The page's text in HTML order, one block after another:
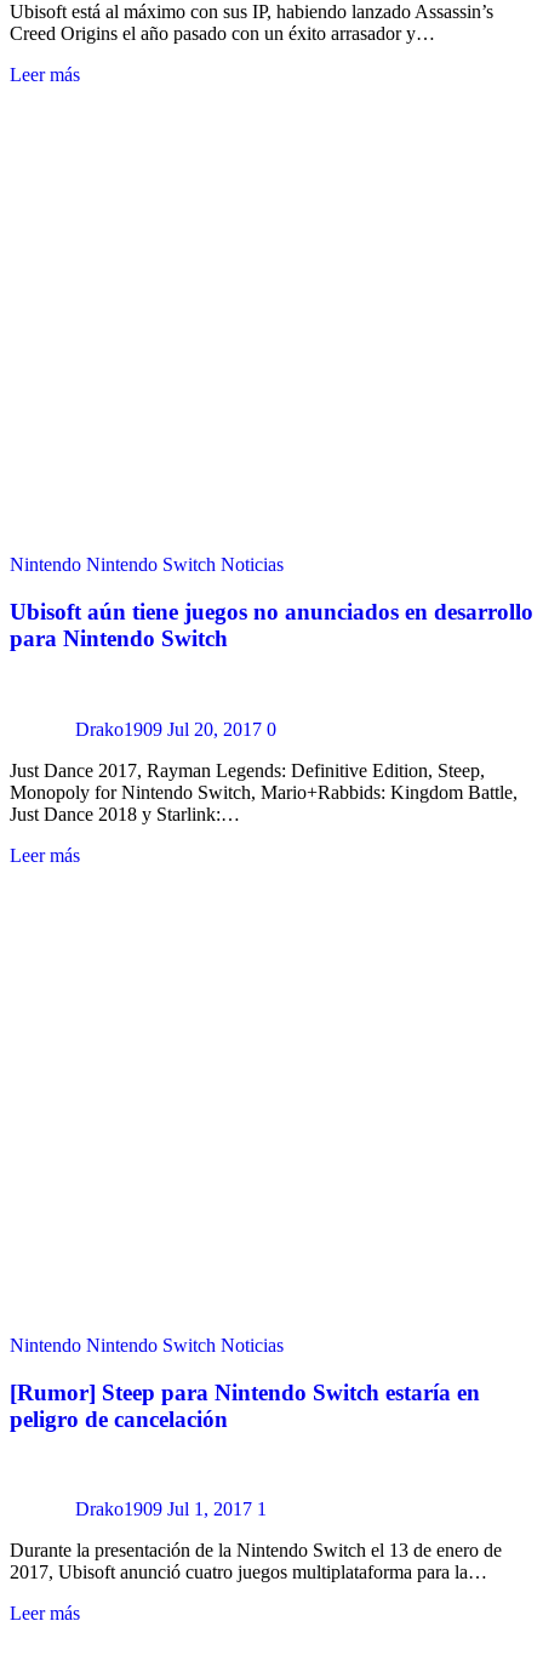
Ubisoft está al máximo con sus IP, habiendo lanzado Assassin’s
Creed Origins el año pasado con un éxito arrasador y…
Leer más
Nintendo Nintendo Switch Noticias
Ubisoft aún tiene juegos no anunciados en desarrollo
para Nintendo Switch
Drako1909 Jul 20, 2017 0
Just Dance 2017, Rayman Legends: Definitive Edition, Steep,
Monopoly for Nintendo Switch, Mario+Rabbids: Kingdom Battle,
Just Dance 2018 y Starlink:…
Leer más
Nintendo Nintendo Switch Noticias
[Rumor] Steep para Nintendo Switch estaría en
peligro de cancelación
Drako1909 Jul 1, 2017 1
Durante la presentación de la Nintendo Switch el 13 de enero de
2017, Ubisoft anunció cuatro juegos multiplataforma para la…
Leer más